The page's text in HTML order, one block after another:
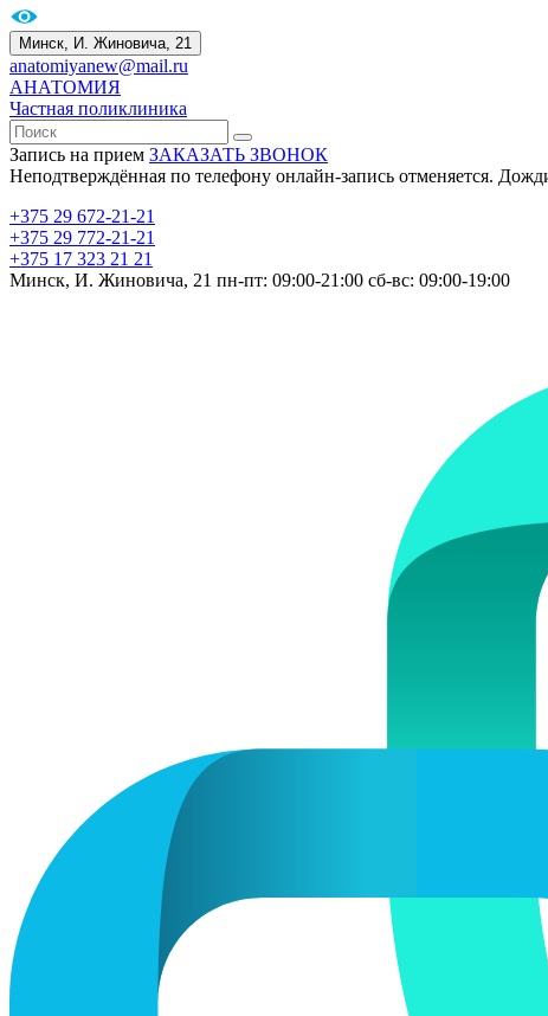
Минск, И. Жиновича, 21
anatomiyanew@mail.ru
АНАТОМИЯ
Частная поликлиника
Запись на прием ЗАКАЗАТЬ ЗВОНОК
Неподтверждённая по телефону онлайн-запись отменяется.
+375 29 672-21-21
+375 29 772-21-21
+375 17 323 21 21
Минск, И. Жиновича, 21 пн-пт: 09:00-21:00 сб-вс: 09:00-19:00